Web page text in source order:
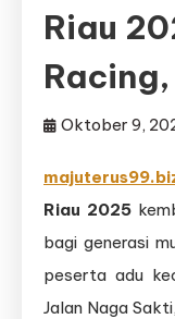
Riau
Oktober 9,
Riau 2025
bagi generasi
peserta adu
Jalan Naga